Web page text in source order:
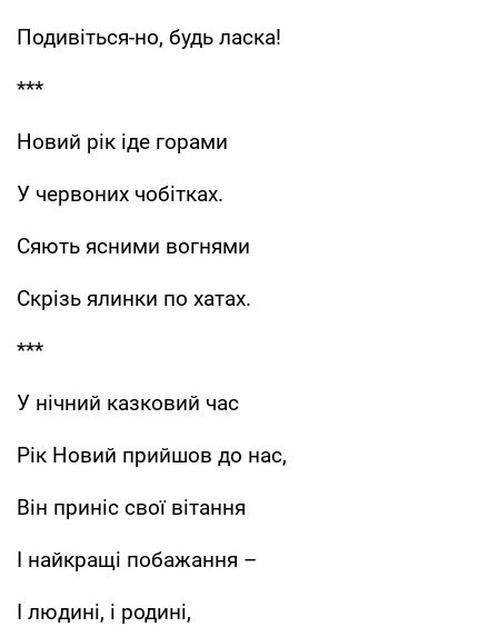
Подивіться-но, будь ласка!
***
Новий рік іде горами
У червоних чобітках.
Сяють ясними вогнями
Скрізь ялинки по хатах.
***
У нічний казковий час
Рік Новий прийшов до нас,
Він приніс свої вітання
І найкращі побажання –
І людині, і родині,